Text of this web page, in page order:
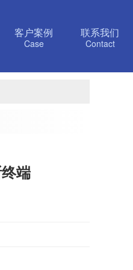
联系我们
Contact
客户案例
Case
端